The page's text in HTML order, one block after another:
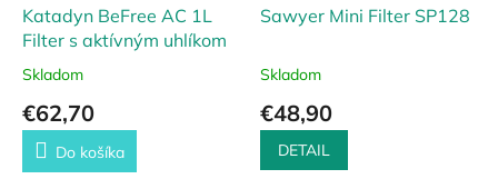
Katadyn BeFree AC 1L
Filter s aktívným uhlíkom
Skladom
€62,70
Do košíka
Sawyer Mini Filter SP128
Skladom
€48,90
DETAIL